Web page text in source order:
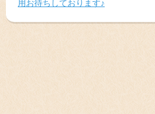
用お待ちしております♪